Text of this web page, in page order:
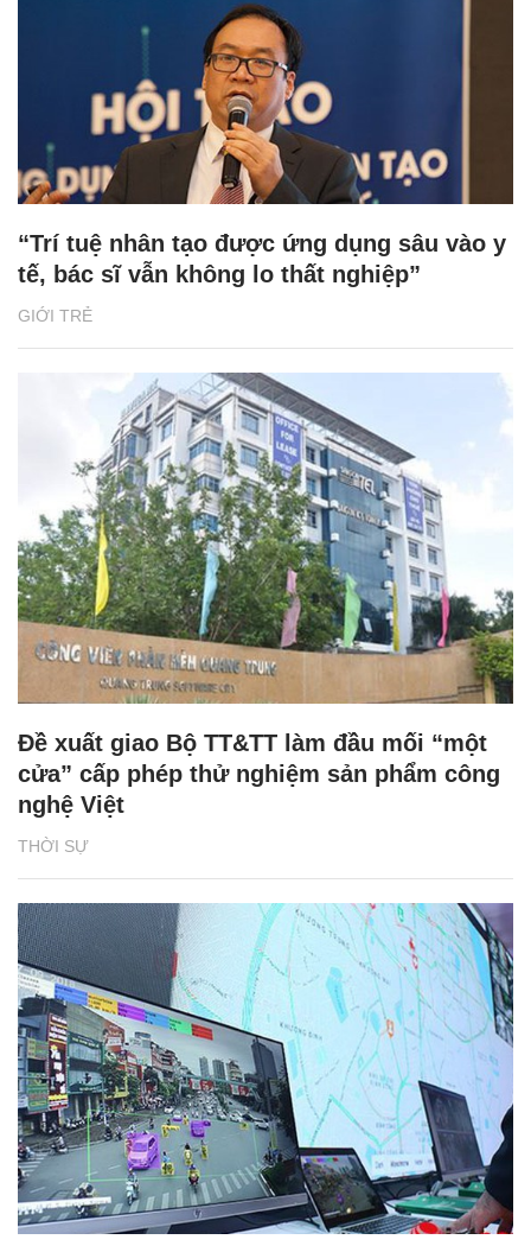
GIỚI TRẺ
“Trí tuệ nhân tạo được ứng dụng sâu vào y
tế, bác sĩ vẫn không lo thất nghiệp”
THỜI SỰ
Đề xuất giao Bộ TT&TT làm đầu mối “một
cửa” cấp phép thử nghiệm sản phẩm công
nghệ Việt